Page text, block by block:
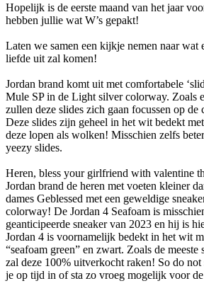
Hopelijk is de eerste maand van het jaar
hebben jullie wat W’s gepakt!
Laten we samen een kijkje nemen naar wat
liefde uit zal komen!
Jordan brand komt uit met comfortabele
Mule SP in de Light silver colorway. Zoals
zullen deze slides zich gaan focussen op
Deze slides zijn geheel in het wit bedekt
deze lopen als wolken! Misschien zelfs
yeezy slides.
Heren, bless your girlfriend with valentine
Jordan brand de heren met voeten kleiner
dames Geblessed met een geweldige
colorway! De Jordan 4 Seafoam is
geanticipeerde sneaker van 2023 en hij is
Jordan 4 is voornamelijk bedekt in het wit
“seafoam green” en zwart. Zoals de meeste
zal deze 100% uitverkocht raken! So do not
je op tijd in of sta zo vroeg mogelijk voor